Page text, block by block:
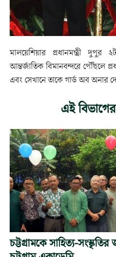
মালয়েশিয়ার প্রধানমন্ত্রী
আন্তর্জাতিক বিমানবন্দরে পৌঁছলে
এবং সেখানে তাকে গার্ড অব অনার
এই
চট্টগ্রামকে সাহিত্য-